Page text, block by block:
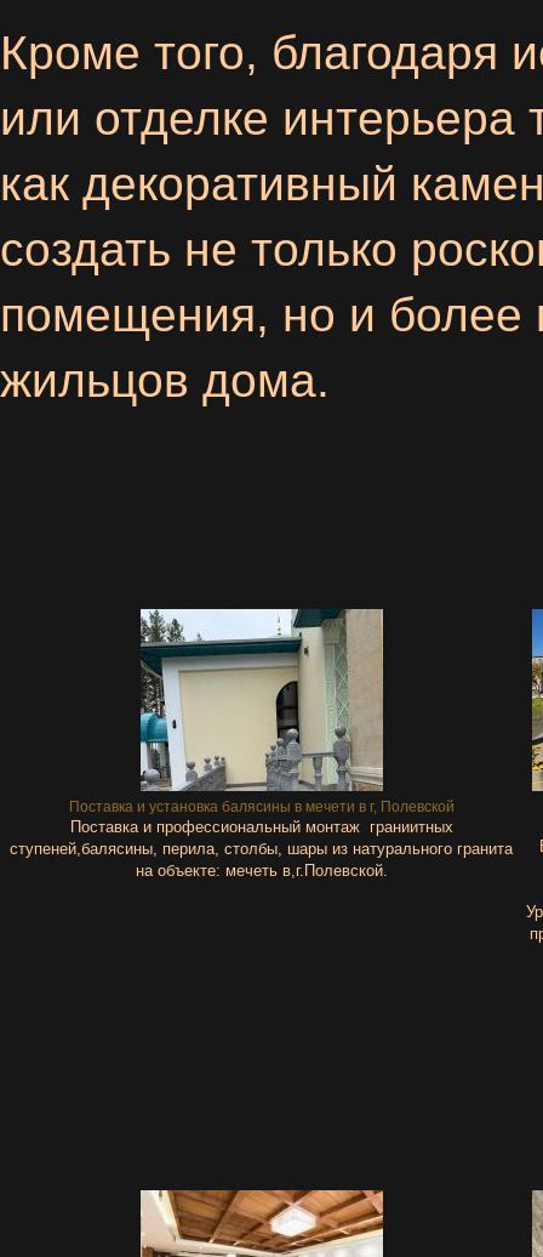
Кроме того, благодаря
или отделке интерьера
как декоративный
создать не только
помещения, но и более
жильцов дома.
Поставка и установка балясины в мечети в г, Полевской
Поставка и профессиональный монтаж граниитных
ступеней,балясины, перила, столбы, шары из натурального гранита
на объекте: мечеть в,г.Полевской.